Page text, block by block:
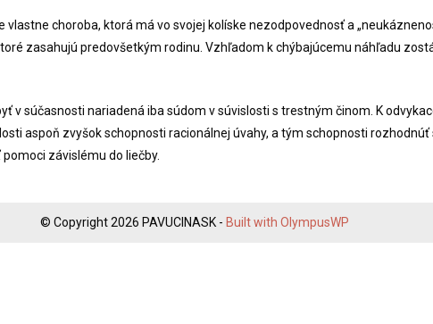
choroba, ktorá má vo svojej kolíske nezodpovednosť a
zasahujú predovšetkým rodinu. Vzhľadom k chýbajúcemu náhľadu
v súčasnosti nariadená iba súdom v súvislosti s trestným činom. K
aspoň zvyšok schopnosti racionálnej úvahy, a tým schopnosti rozhodnúť
závislému do liečby.
© Copyright 2026 PAVUCINASK - Built with OlympusWP